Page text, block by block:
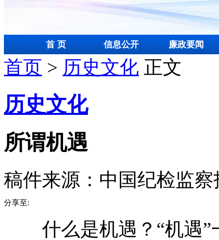
首 页 信息公开 廉政要闻
首页 > 历史文化 正文
历史文化
所谓机遇
稿件来源：中国纪检监察
分享至:
什么是机遇？“机遇”